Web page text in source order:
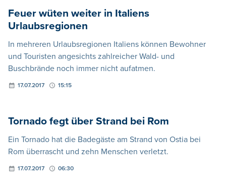
Feuer wüten weiter in Italiens
Urlaubsregionen
In mehreren Urlaubsregionen Italiens können Bewohner
und Touristen angesichts zahlreicher Wald- und
Buschbrände noch immer nicht aufatmen.
17.07.2017 15:15
Tornado fegt über Strand bei Rom
Ein Tornado hat die Badegäste am Strand von Ostia bei
Rom überrascht und zehn Menschen verletzt.
17.07.2017 06:30